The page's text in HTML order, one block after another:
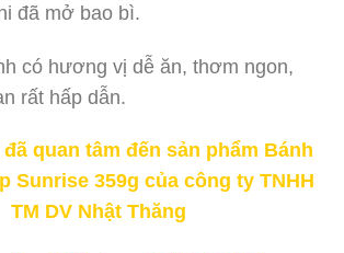
đã mở bao bì.
có hương vị dễ ăn, thơm ngon,
rất hấp dẫn.
quan tâm đến sản phẩm Bánh
Sunrise 359g của công ty TNHH
TM DV Nhật Thăng